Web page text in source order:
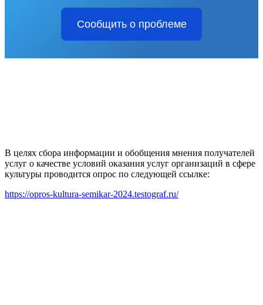
Сообщить о проблеме
В целях сбора информации и обобщения мнения получателей
услуг о качестве условий оказания услуг организаций в сфере
культуры проводится опрос по следующей ссылке:
https://opros-kultura-semikar-2024.testograf.ru/